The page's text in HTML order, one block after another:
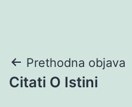
Navigacija
objava
Prethodna objava
Citati O Istini